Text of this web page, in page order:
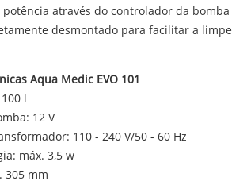
através do controlador da bomba
desmontado para facilitar a
Aqua Medic EVO 101
l
12 V
110 - 240 V/50 - 60 Hz
máx. 3,5 w
305 mm